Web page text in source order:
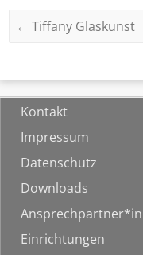
← Tiffany Glaskunst
Kontakt
Impressum
Datenschutz
Downloads
Einrichtungen